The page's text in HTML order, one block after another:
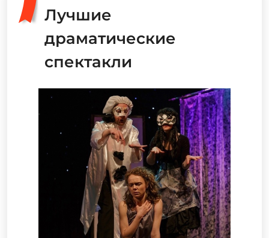
Лучшие
драматические
спектакли